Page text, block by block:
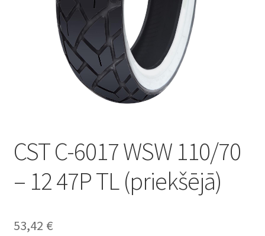
CST C-6017 WSW 110/70
– 12 47P TL (priekšējā)
53,42 €